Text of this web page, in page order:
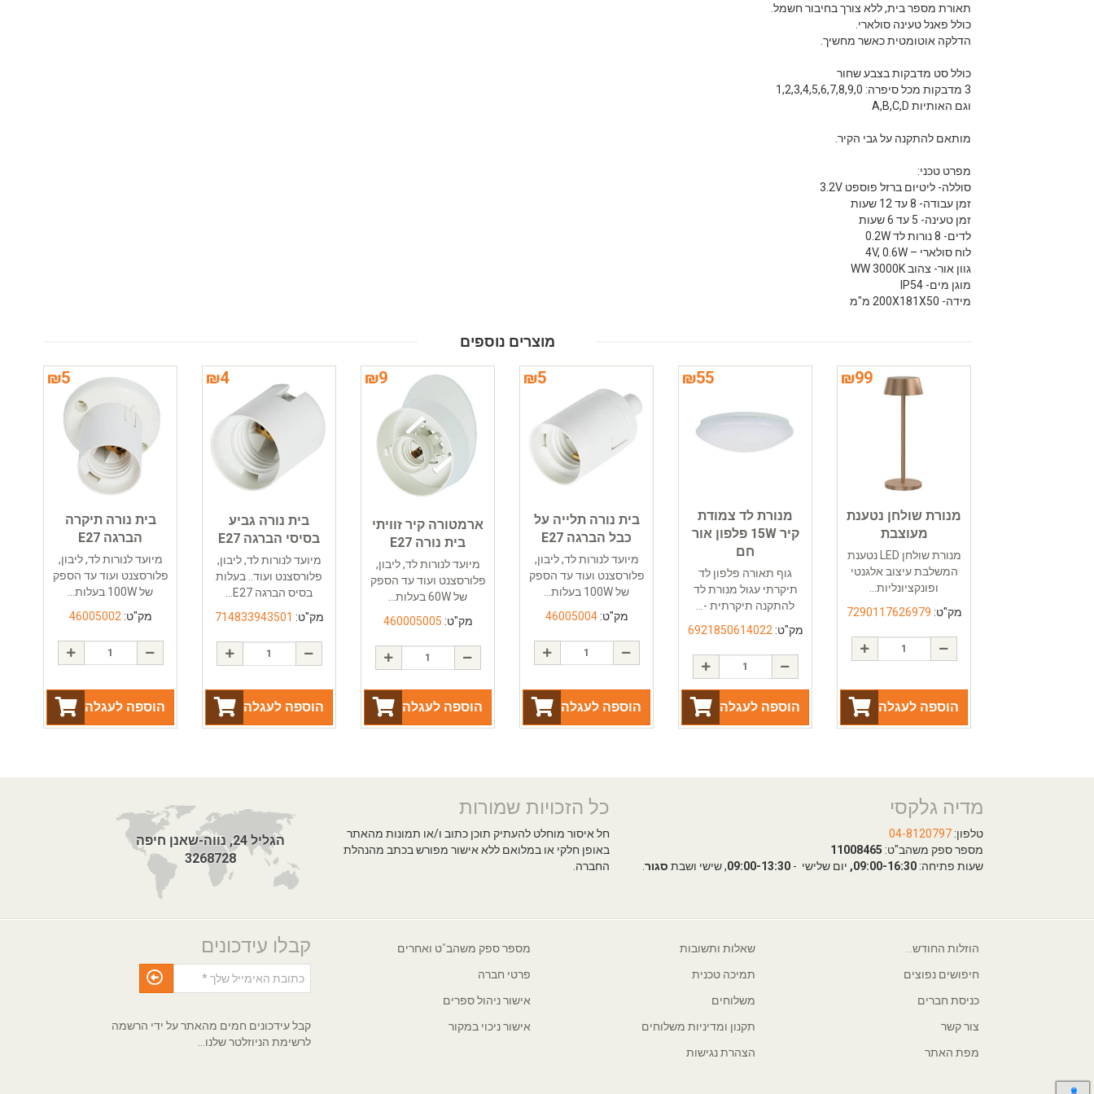
תאורת מספר בית, ללא צורך בחיבור חשמל.
כולל פאנל טעינה סולארי.
הדלקה אוטומטית כאשר מחשיך.
כולל סט מדבקות בצבע שחור
3 מדבקות מכל סיפרה: 1,2,3,4,5,6,7,8,9,0
וגם האותיות A,B,C,D
מותאם להתקנה על גבי הקיר.
מפרט טכני:
סוללה- ליטיום ברזל פוספט 3.2V
זמן עבודה- 8 עד 12 שעות
זמן טעינה- 5 עד 6 שעות
לדים- 8 נורות לד 0.2W
לוח סולארי – 4V, 0.6W
גוון אור- צהוב WW 3000K
מוגן מים- IP54
מידה- 200X181X50 מ"מ
מוצרים נוספים
₪99
מנורת שולחן נטענת
מעוצבת
מנורת שולחן LED נטענת
המשלבת עיצוב אלגנטי
ופונקציונליות...
מק"ט: 7290117626979
הוספה לעגלה
₪55
מנורת לד צמודת
קיר 15W פלפון אור
חם
גוף תאורה פלפון לד
תיקרתי עגול מנורת לד
להתקנה תיקרתית -...
מק"ט: 6921850614022
הוספה לעגלה
₪5
בית נורה תלייה על
כבל הברגה E27
מיועד לנורות לד, ליבון,
פלורסצנט ועוד עד הספק
של 100W בעלות...
מק"ט:46005004
הוספה לעגלה
₪9
ארמטורה קיר זוויתי
בית נורה E27
מיועד לנורות לד, ליבון,
פלורסצנט ועוד עד הספק
של 60W בעלות...
מק"ט: 460005005
הוספה לעגלה
₪4
בית נורה גביע
בסיסי הברגה E27
מיועד לנורות לד, ליבון,
פלורסצנט ועוד.. בעלות
בסיס הברגה E27...
מק"ט: 714833943501
הוספה לעגלה
₪5
בית נורה תיקרה
הברגה E27
מיועד לנורות לד, ליבון,
פלורסצנט ועוד עד הספק
של 100W בעלות...
מק"ט:46005002
הוספה לעגלה
מדיה גלקסי
טלפון: 04-8120797
מספר ספק משהב"ט: 11008465
שעות פתיחה: 09:00-16:30, יום שלישי - 09:00-13:30, שישי ושבת סגור.
כל הזכויות שמורות
חל איסור מוחלט להעתיק תוכן כתוב ו/או תמונות מהאתר
באופן חלקי או במלואם ללא אישור מפורש בכתב מהנהלת
החברה.
הגליל 24, נווה-שאנן חיפה
3268728
הוזלות החודש...
חיפושים נפוצים
כניסת חברים
צור קשר
מפת האתר
שאלות ותשובות
תמיכה טכנית
משלוחים
תקנון ומדיניות משלוחים
הצהרת נגישות
מספר ספק משהב"ט ואחרים
פרטי חברה
אישור ניהול ספרים
אישור ניכוי במקור
קבלו עידכונים
קבל עידכונים חמים מהאתר על ידי הרשמה
לרשימת הניוזלטר שלנו...